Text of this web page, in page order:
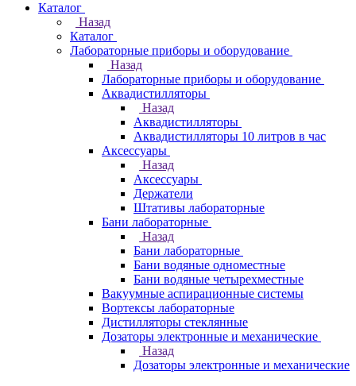
Каталог
Назад
Каталог
Лабораторные приборы и оборудование
Назад
Лабораторные приборы и оборудование
Аквадистилляторы
Назад
Аквадистилляторы
Аквадистилляторы 10 литров в час
Аксессуары
Назад
Аксессуары
Держатели
Штативы лабораторные
Бани лабораторные
Назад
Бани лабораторные
Бани водяные одноместные
Бани водяные четырехместные
Вакуумные аспирационные системы
Вортексы лабораторные
Дистилляторы стеклянные
Дозаторы электронные и механические
Назад
Дозаторы электронные и механические